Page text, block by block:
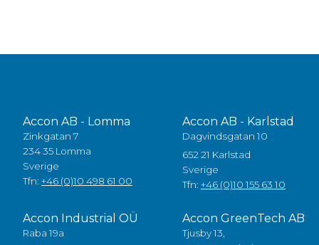
Accon AB - Lomma
Zinkgatan 7
234 35 Lomma
Sverige
Tfn: +46 (0)10 498 61 00
Accon AB - Karlstad
Dagvindsgatan 10
652 21 Karlstad
Sverige
Tfn: +46 (0)10 155 63 10
Accon Industrial OÜ
Raba 19a
Accon GreenTech AB
Tjusby 13,